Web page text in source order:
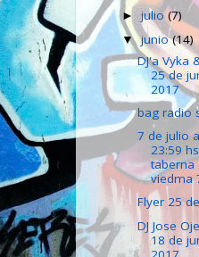
►julio(7)
▼junio(14)
DJ'a Vyka
25 de
2017
bag radio
7 de julio
23:59
taberna
viedma
Flyer 25
DJ Jose
18 de